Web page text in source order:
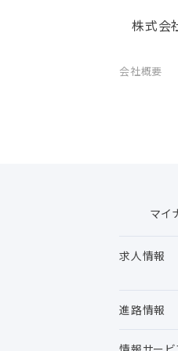
株式会
会社概要
マイ
求人情報
進路情報